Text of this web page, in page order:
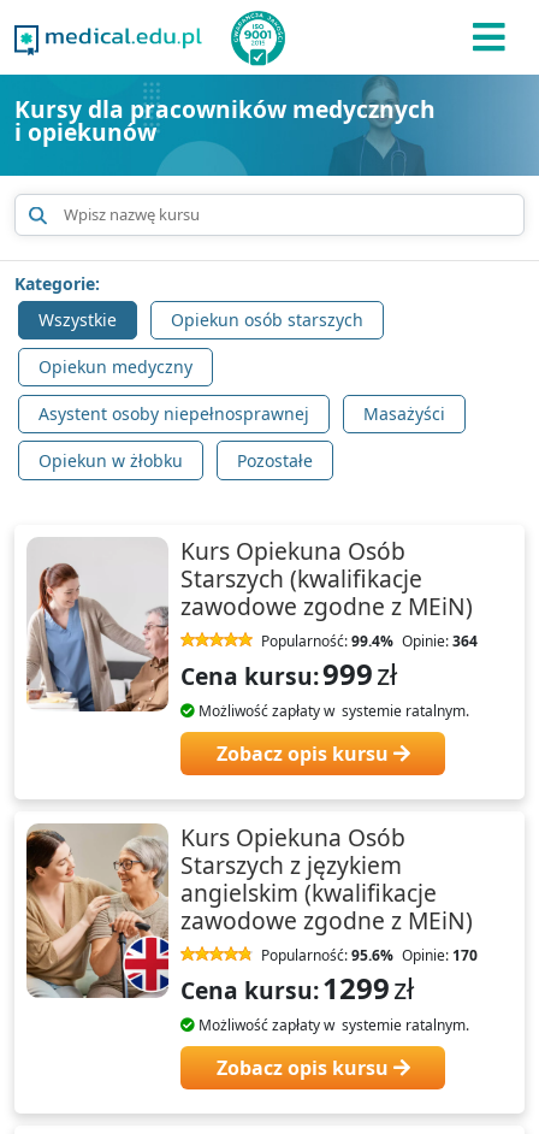
Kursy dla pracowników medycznych
i opiekunów
Kategorie:
Wszystkie
Opiekun osób starszych
Opiekun medyczny
Asystent osoby niepełnosprawnej Masażyści
Opiekun w żłobku Pozostałe
Kurs Opiekuna Osób
Starszych (kwalifikacje
zawodowe zgodne z MEiN)
Popularność:99.4% Opinie:364
Cena kursu:999zł
Możliwość zapłaty w systemie ratalnym.
Zobacz opis kursu
Kurs Opiekuna Osób
Starszych z językiem
angielskim (kwalifikacje
zawodowe zgodne z MEiN)
Popularność:95.6% Opinie: 170
Cena kursu:1299zł
Możliwość zapłaty w systemie ratalnym.
Zobacz opis kursu